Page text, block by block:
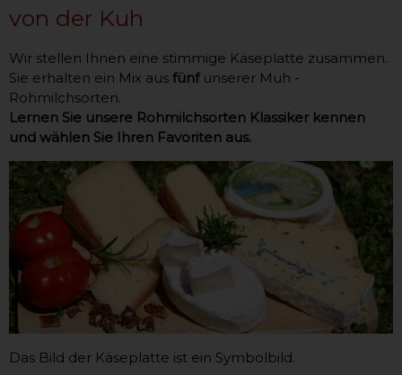
von der Kuh
Wir stellen Ihnen eine stimmige Käseplatte zusammen.
Sie erhalten ein Mix aus fünf unserer Muh -
Rohmilchsorten.
Lernen Sie unsere Rohmilchsorten Klassiker kennen
und wählen Sie Ihren Favoriten aus.
Das Bild der Käseplatte ist ein Symbolbild.